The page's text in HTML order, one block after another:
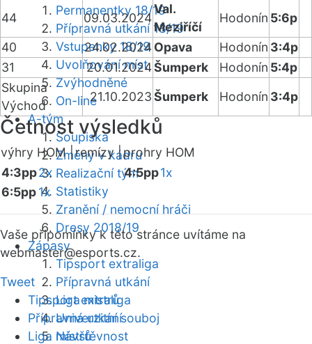
Permanentky 18/19
Přípravná utkání 18/19
Vstupenky 18/19
Uvolňování míst
Zvýhodněné
On-line
A-tým
Soupiska
Změny v kádru
Realizační tým
Statistiky
Zranění / nemocní hráči
Dresy 2018/19
Zápasy
Tipsport extraliga
Přípravná utkání
Liga mistrů
Univerzitní souboj
Návštěvnost
44 09.03.2024
Val.
Meziříčí
Hodonín 5:6p
40
24.02.2024Opava Hodonín 3:4p
31
20.01.2024Šumperk Hodonín 5:4p
Skupina
Východ
21.10.2023Šumperk Hodonín 3:4p
Četnost výsledků
výhry HOM |remízy |prohry HOM
4:3pp2x
6:5pp1x
4:5pp1x
Vaše připomínky k této stránce uvítáme na
webmaster@esports.cz.
Tweet
Tipsport extraliga
Přípravná utkání
Liga mistrů